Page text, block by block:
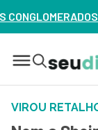
VEJA ERROS
VIROU